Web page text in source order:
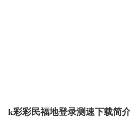
k彩彩民福地登录测速下载简